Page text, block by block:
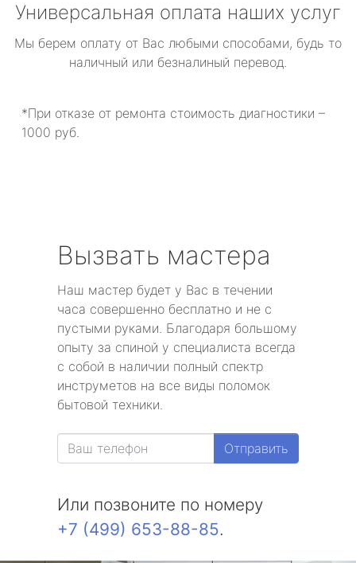
Универсальная оплата наших услуг
Мы берем оплату от Вас любыми способами, будь то
наличный или безналиный перевод.
*При отказе от ремонта стоимость диагностики –
1000 руб.
Вызвать мастера
Наш мастер будет у Вас в течении
часа совершенно бесплатно и не с
пустыми руками. Благодаря большому
опыту за спиной у специалиста всегда
с собой в наличии полный спектр
инструметов на все виды поломок
бытовой техники.
Отправить
Или позвоните по номеру
+7 (499) 653-88-85.